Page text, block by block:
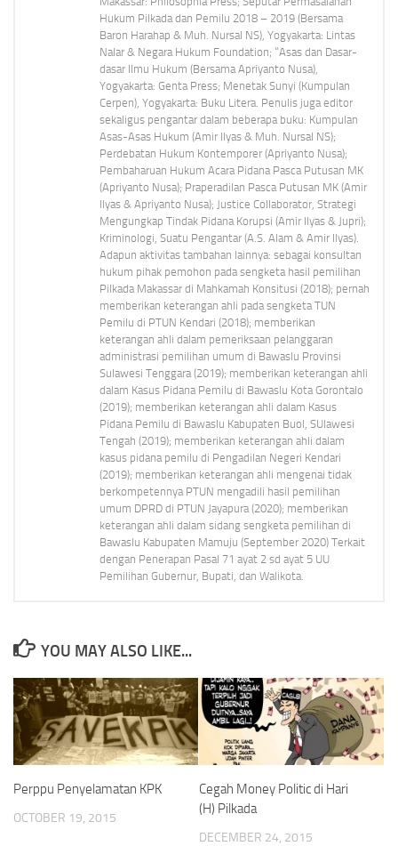
Hukum Pilkada dan Pemilu 2018 – 2019 (Bersama
Baron Harahap & Muh. Nursal NS), Yogyakarta: Lintas
Nalar & Negara Hukum Foundation; “Asas dan Dasar-
dasar Ilmu Hukum (Bersama Apriyanto Nusa),
Yogyakarta: Genta Press; Menetak Sunyi (Kumpulan
Cerpen), Yogyakarta: Buku Litera. Penulis juga editor
sekaligus pengantar dalam beberapa buku: Kumpulan
Asas-Asas Hukum (Amir Ilyas & Muh. Nursal NS);
Perdebatan Hukum Kontemporer (Apriyanto Nusa);
Pembaharuan Hukum Acara Pidana Pasca Putusan MK
(Apriyanto Nusa); Praperadilan Pasca Putusan MK (Amir
Ilyas & Apriyanto Nusa); Justice Collaborator, Strategi
Mengungkap Tindak Pidana Korupsi (Amir Ilyas & Jupri);
Kriminologi, Suatu Pengantar (A.S. Alam & Amir Ilyas).
Adapun aktivitas tambahan lainnya: sebagai konsultan
hukum pihak pemohon pada sengketa hasil pemilihan
Pilkada Makassar di Mahkamah Konsitusi (2018); pernah
memberikan keterangan ahli pada sengketa TUN
Pemilu di PTUN Kendari (2018); memberikan
keterangan ahli dalam pemeriksaan pelanggaran
administrasi pemilihan umum di Bawaslu Provinsi
Sulawesi Tenggara (2019); memberikan keterangan ahli
dalam Kasus Pidana Pemilu di Bawaslu Kota Gorontalo
(2019); memberikan keterangan ahli dalam Kasus
Pidana Pemilu di Bawaslu Kabupaten Buol, SUlawesi
Tengah (2019); memberikan keterangan ahli dalam
kasus pidana pemilu di Pengadilan Negeri Kendari
(2019); memberikan keterangan ahli mengenai tidak
berkompetennya PTUN mengadili hasil pemilihan
umum DPRD di PTUN Jayapura (2020); memberikan
keterangan ahli dalam sidang sengketa pemilihan di
Bawaslu Kabupaten Mamuju (September 2020) Terkait
dengan Penerapan Pasal 71 ayat 2 sd ayat 5 UU
Pemilihan Gubernur, Bupati, dan Walikota.
YOU MAY ALSO LIKE...
Perppu Penyelamatan KPK
OCTOBER 19, 2015
Cegah Money Politic di Hari
(H) Pilkada
DECEMBER 24, 2015